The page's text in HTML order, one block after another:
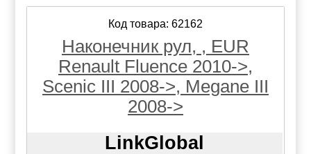
Код товара: 62162
Наконечник рул, , EUR
Renault Fluence 2010->,
Scenic III 2008->, Megane III
2008->
LinkGlobal